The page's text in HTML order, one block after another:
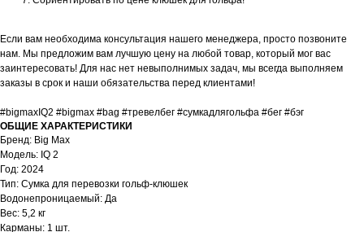
Если вам необходима консультация нашего менеджера, просто позвоните
нам. Мы предложим вам лучшую цену на любой товар, который мог вас
заинтересовать! Для нас нет невыполнимых задач, мы всегда выполняем
заказы в срок и наши обязательства перед клиентами!
#bigmaxIQ2 #bigmax #bag #тревелбег #сумкадлягольфа #бег #бэг
ОБЩИЕ ХАРАКТЕРИСТИКИ
Бренд: Big Max
Модель: IQ 2
Год: 2024
Тип: Сумка для перевозки гольф-клюшек
Водонепроницаемый: Да
Вес: 5,2 кг
Карманы: 1 шт.